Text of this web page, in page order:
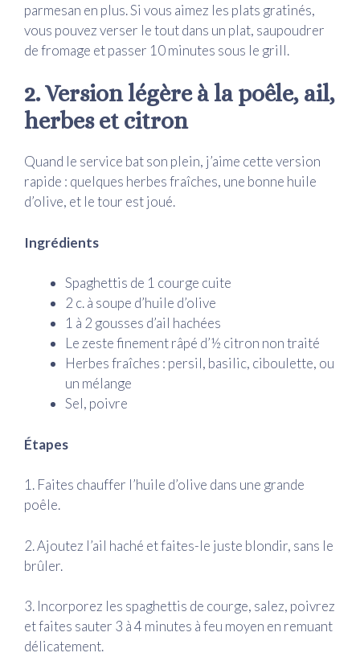
parmesan en plus. Si vous aimez les plats gratinés,
vous pouvez verser le tout dans un plat, saupoudrer
de fromage et passer 10 minutes sous le grill.
2. Version légère à la poêle, ail,
herbes et citron
Quand le service bat son plein, j’aime cette version
rapide : quelques herbes fraîches, une bonne huile
d’olive, et le tour est joué.
Ingrédients
Spaghettis de 1 courge cuite
2 c. à soupe d’huile d’olive
1 à 2 gousses d’ail hachées
Le zeste finement râpé d’½ citron non traité
Herbes fraîches : persil, basilic, ciboulette, ou
un mélange
Sel, poivre
Étapes
1. Faites chauffer l’huile d’olive dans une grande
poêle.
2. Ajoutez l’ail haché et faites-le juste blondir, sans le
brûler.
3. Incorporez les spaghettis de courge, salez, poivrez
et faites sauter 3 à 4 minutes à feu moyen en remuant
délicatement.